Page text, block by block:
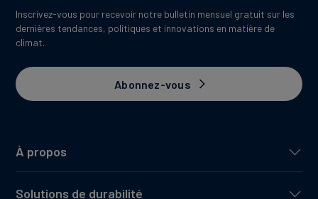
À propos
Solutions de durabilité
Inscrivez-vous pour recevoir notre bulletin mensuel gratuit sur les
dernières tendances, politiques et innovations en matière de
climat.
Abonnez-vous